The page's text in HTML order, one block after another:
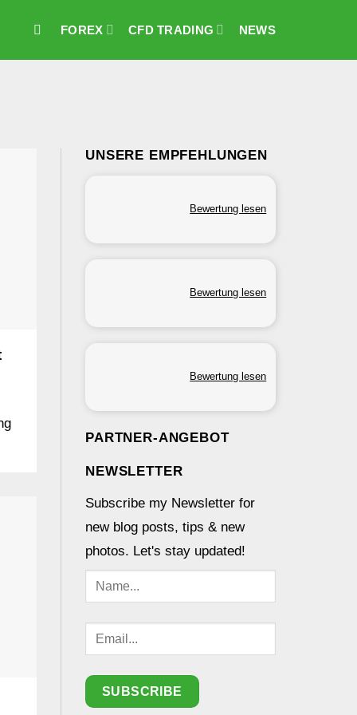
FOREX CFD TRADING NEWS
UNSERE EMPFEHLUNGEN
Bewertung lesen
Bewertung lesen
Bewertung lesen
PARTNER-ANGEBOT
NEWSLETTER
Subscribe my Newsletter for
new blog posts, tips & new
photos. Let's stay updated!